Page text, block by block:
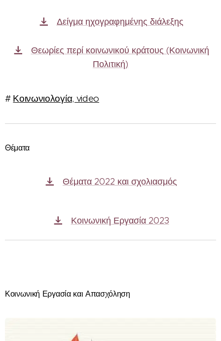
Δείγμα ηχογραφημένης διάλεξης
Θεωρίες περί κοινωνικού κράτους (Κοινωνική
Πολιτική)
# Κοινωνιολογία, video
Θέματα
Θέματα 2022 και σχολιασμός
Κοινωνική Εργασία 2023
Κοινωνική Εργασία και Απασχόληση